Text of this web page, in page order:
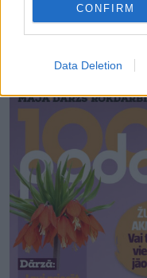
CONFIRM
Data Deletion
tirdzniecības vietās